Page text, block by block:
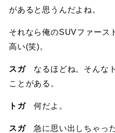
があると思うんだよね。
それなら俺のSUVファース
高い(笑)。
スガ なるほどね。そんな
ことがある。
トガ何だよ。
スガ 急に思い出しちゃっ